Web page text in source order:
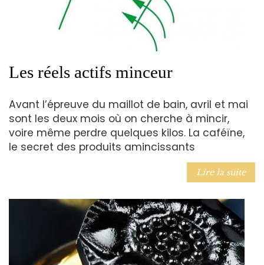
Les réels actifs minceur
Avant l’épreuve du maillot de bain, avril et mai
sont les deux mois où on cherche à mincir,
voire même perdre quelques kilos. La caféïne,
le secret des produits amincissants
Lire la suite